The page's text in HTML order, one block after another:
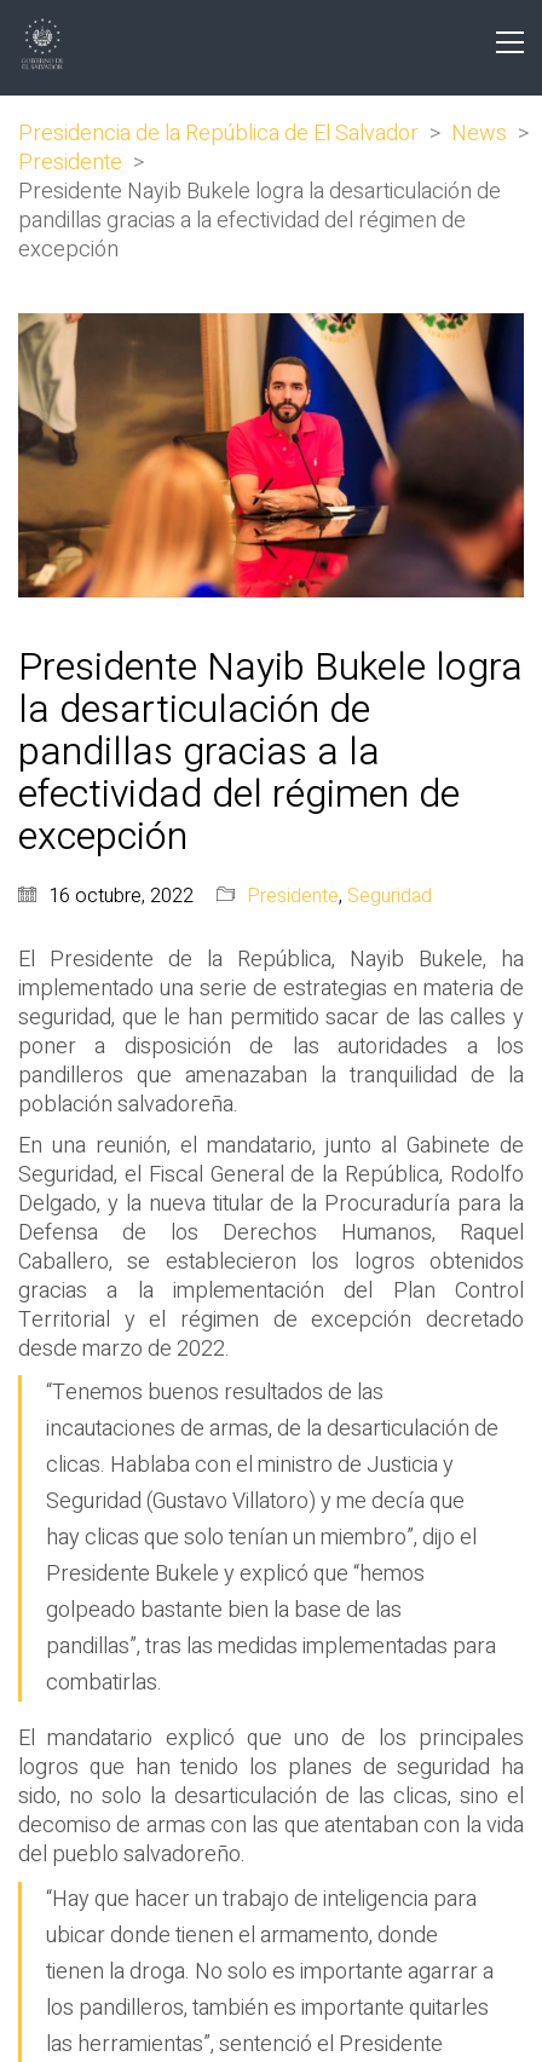
Presidencia de la República de El Salvador > News >
Presidente >
Presidente Nayib Bukele logra la desarticulación de
pandillas gracias a la efectividad del régimen de
excepción
Presidente Nayib Bukele logra
la desarticulación de
pandillas gracias a la
efectividad del régimen de
excepción
16 octubre, 2022 Presidente, Seguridad
El Presidente de la República, Nayib Bukele, ha
implementado una serie de estrategias en materia de
seguridad, que le han permitido sacar de las calles y
poner a disposición de las autoridades a los
pandilleros que amenazaban la tranquilidad de la
población salvadoreña.
En una reunión, el mandatario, junto al Gabinete de
Seguridad, el Fiscal General de la República, Rodolfo
Delgado, y la nueva titular de la Procuraduría para la
Defensa de los Derechos Humanos, Raquel
Caballero, se establecieron los logros obtenidos
gracias a la implementación del Plan Control
Territorial y el régimen de excepción decretado
desde marzo de 2022.
“Tenemos buenos resultados de las
incautaciones de armas, de la desarticulación de
clicas. Hablaba con el ministro de Justicia y
Seguridad (Gustavo Villatoro) y me decía que
hay clicas que solo tenían un miembro”, dijo el
Presidente Bukele y explicó que “hemos
golpeado bastante bien la base de las
pandillas”, tras las medidas implementadas para
combatirlas.
El mandatario explicó que uno de los principales
logros que han tenido los planes de seguridad ha
sido, no solo la desarticulación de las clicas, sino el
decomiso de armas con las que atentaban con la vida
del pueblo salvadoreño.
“Hay que hacer un trabajo de inteligencia para
ubicar donde tienen el armamento, donde
tienen la droga. No solo es importante agarrar a
los pandilleros, también es importante quitarles
las herramientas”, sentenció el Presidente